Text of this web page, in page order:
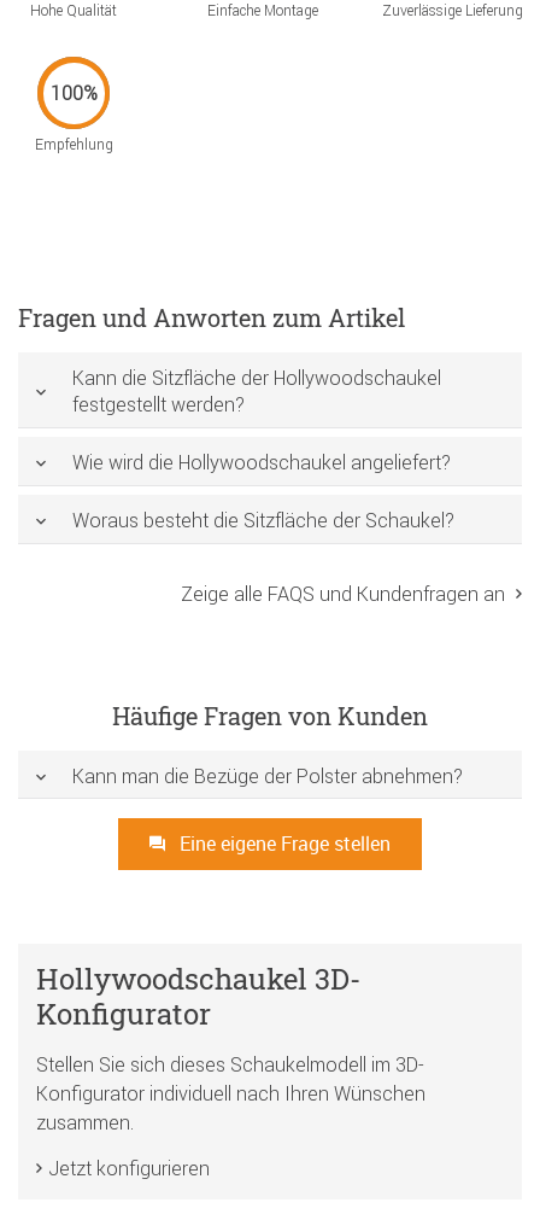
Hohe Qualität Einfache Montage Zuverlässige Lieferung
Empfehlung
Fragen und Anworten zum Artikel
Kann die Sitzfläche der Hollywoodschaukel
festgestellt werden?
Wie wird die Hollywoodschaukel angeliefert?
Woraus besteht die Sitzfläche der Schaukel?
Zeige alle FAQS und Kundenfragen an
Häufige Fragen von Kunden
Kann man die Bezüge der Polster abnehmen?
Eine eigene Frage stellen
Hollywoodschaukel 3D-
Konfigurator
Stellen Sie sich dieses Schaukelmodell im 3D-
Konfigurator individuell nach Ihren Wünschen
zusammen.
Jetzt konfigurieren